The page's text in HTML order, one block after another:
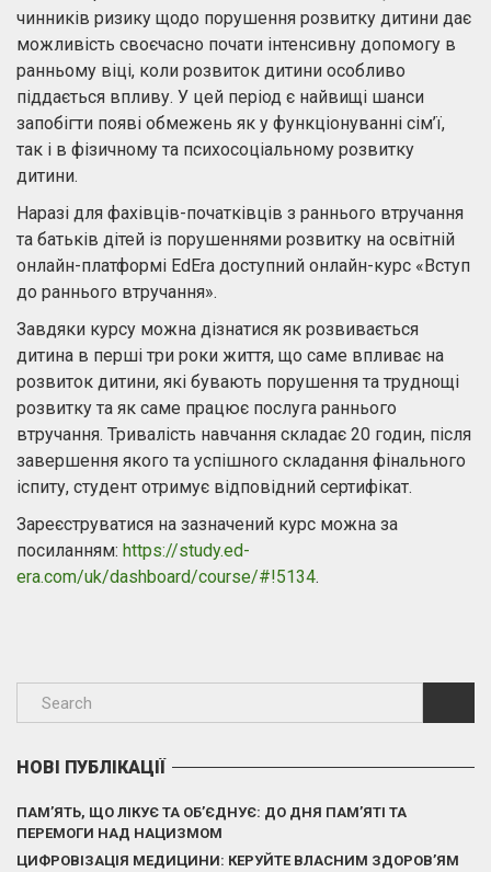
чинників ризику щодо порушення розвитку дитини дає
можливість своєчасно почати інтенсивну допомогу в
ранньому віці, коли розвиток дитини особливо
піддається впливу. У цей період є найвищі шанси
запобігти появі обмежень як у функціонуванні сім’ї,
так і в фізичному та психосоціальному розвитку
дитини.
Наразі для фахівців-початківців з раннього втручання
та батьків дітей із порушеннями розвитку на освітній
онлайн-платформі EdEra доступний онлайн-курс «Вступ
до раннього втручання».
Завдяки курсу можна дізнатися як розвивається
дитина в перші три роки життя, що саме впливає на
розвиток дитини, які бувають порушення та труднощі
розвитку та як саме працює послуга раннього
втручання. Тривалість навчання складає 20 годин, після
завершення якого та успішного складання фінального
іспиту, студент отримує відповідний сертифікат.
Зареєструватися на зазначений курс можна за
посиланням: https://study.ed-
era.com/uk/dashboard/course/#!5134.
НОВІ ПУБЛІКАЦІЇ
ПАМ’ЯТЬ, ЩО ЛІКУЄ ТА ОБ’ЄДНУЄ: ДО ДНЯ ПАМ’ЯТІ ТА
ПЕРЕМОГИ НАД НАЦИЗМОМ
ЦИФРОВІЗАЦІЯ МЕДИЦИНИ: КЕРУЙТЕ ВЛАСНИМ ЗДОРОВ’ЯМ